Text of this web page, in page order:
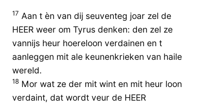
17 Aan t èn van dij seuventeg joar zel de
HEER weer om Tyrus denken: den zel ze
vannijs heur hoereloon verdainen en t
aanleggen mit ale keunenkrieken van haile
wereld.
18 Mor wat ze der mit wint en mit heur loon
verdaint, dat wordt veur de HEER